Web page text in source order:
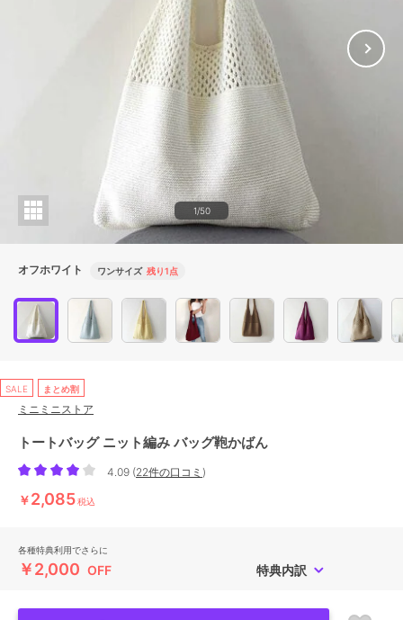
1/50
オフホワイト ワンサイズ 残り1点
SALE まとめ割
ミニミニストア
トートバッグ ニット編み バッグ鞄かばん
4.09 (22件の口コミ )
￥2,085税込
各種特典利用でさらに
￥2,000 OFF 特典内訳